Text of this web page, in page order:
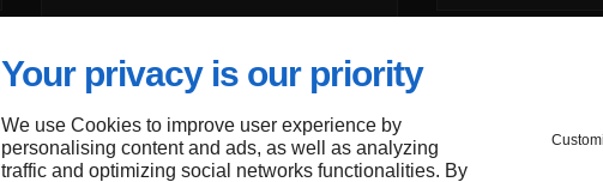
Your privacy is our priority
We use Cookies to improve user experience by
personalising content and ads, as well as analyzing
traffic and optimizing social networks functionalities. By